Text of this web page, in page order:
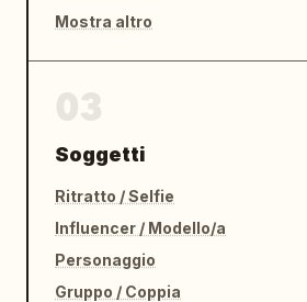
Mostra altro
Soggetti
Ritratto / Selfie
Influencer / Modello/a
Personaggio
Gruppo / Coppia